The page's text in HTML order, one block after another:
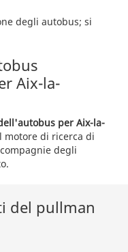
degli autobus; si
Aix-la-
per Aix-la-
motore di ricerca di
degli
del pullman